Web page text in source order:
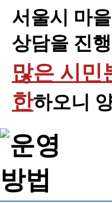
서울시 마
상담을 진
많은 시민
한하오니